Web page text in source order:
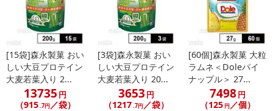
[15袋]森永製菓 おい
しい大豆プロテイン
大麦若葉入り 2...
13735 円
（915 .7円／袋）
[3袋]森永製菓 おい
しい大豆プロテイン
大麦若葉入り 20...
3653円
（1217 .7円 ／袋）
[60個]森永製菓 大粒
ラムネ＜Doleパイ
ナップル＞ 27...
7498円
（125 円 ／個）